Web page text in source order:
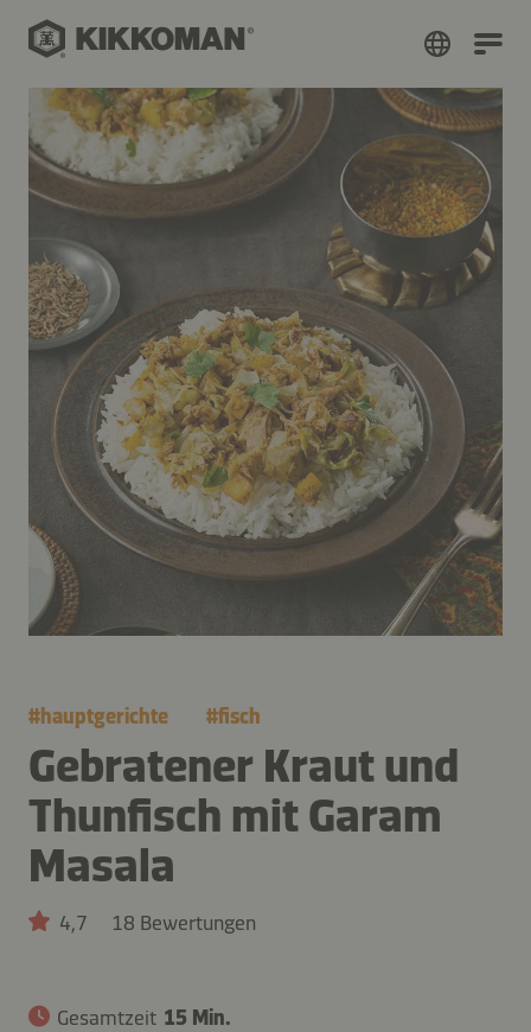
#hauptgerichte #fisch
Gebratener Kraut und
Thunfisch mit Garam
Masala
4,7 18 Bewertungen
Gesamtzeit 15 Min.